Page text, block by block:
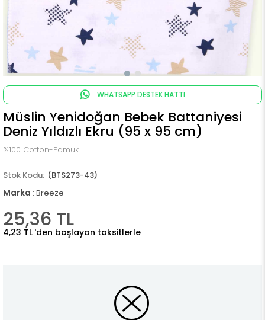
WHATSAPP DESTEK HATTI
Müslin Yenidoğan Bebek Battaniyesi
Deniz Yıldızlı Ekru (95 x 95 cm)
%100 Cotton-Pamuk
(BTS273-43)
Marka : Breeze
25,36 TL
4,23 TL 'den başlayan taksitlerle